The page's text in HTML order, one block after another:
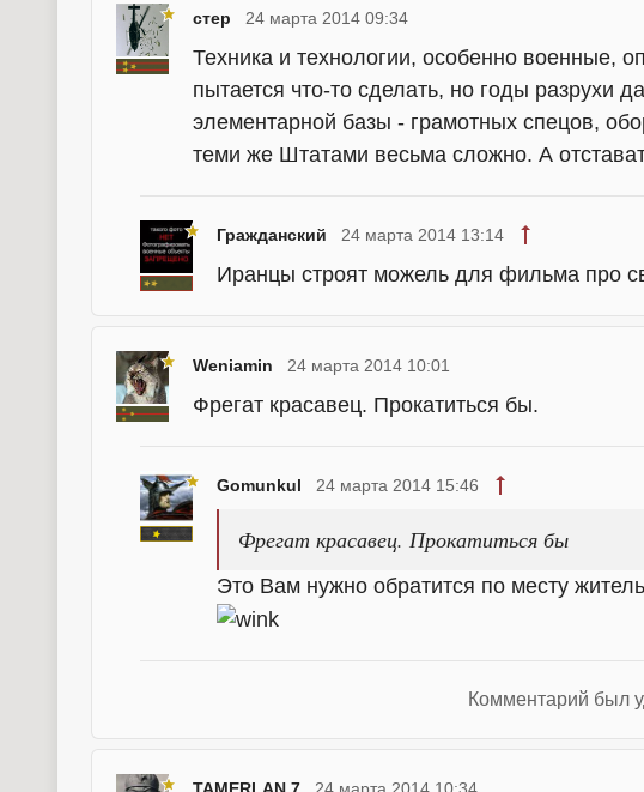
стер 24 марта 2014 09:34
Техника и технологии, особенно военные,
пытается что-то сделать, но годы разрухи
элементарной базы - грамотных спецов,
теми же Штатами весьма сложно. А
Гражданский 24 марта 2014 13:14
Иранцы строят можель для фильма про
Weniamin 24 марта 2014 10:01
Фрегат красавец. Прокатиться бы.
Gomunkul 24 марта 2014 15:46
Фрегат красавец. Прокатиться бы
Это Вам нужно обратится по месту
Комментарий был
TAMERLAN 7 24 марта 2014 10:34